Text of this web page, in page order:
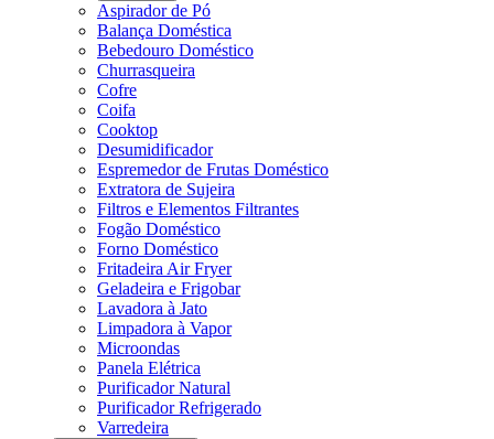
Aspirador de Pó
Balança Doméstica
Bebedouro Doméstico
Churrasqueira
Cofre
Coifa
Cooktop
Desumidificador
Espremedor de Frutas Doméstico
Extratora de Sujeira
Filtros e Elementos Filtrantes
Fogão Doméstico
Forno Doméstico
Fritadeira Air Fryer
Geladeira e Frigobar
Lavadora à Jato
Limpadora à Vapor
Microondas
Panela Elétrica
Purificador Natural
Purificador Refrigerado
Varredeira